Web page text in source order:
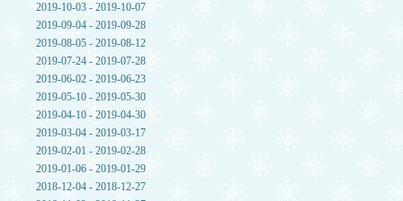
2019-10-03 - 2019-10-07
2019-09-04 - 2019-09-28
2019-08-05 - 2019-08-12
2019-07-24 - 2019-07-28
2019-06-02 - 2019-06-23
2019-05-10 - 2019-05-30
2019-04-10 - 2019-04-30
2019-03-04 - 2019-03-17
2019-02-01 - 2019-02-28
2019-01-06 - 2019-01-29
2018-12-04 - 2018-12-27